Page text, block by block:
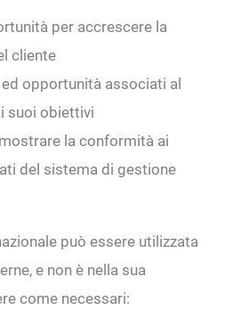
per accrescere la
cliente
opportunità associati al
suoi obiettivi
la conformità ai
del sistema di gestione
può essere utilizzata
e non è nella sua
come necessari: